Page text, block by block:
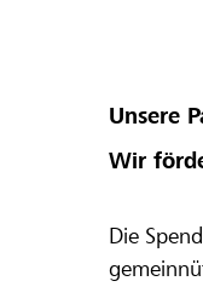
Unsere
Wir
Die